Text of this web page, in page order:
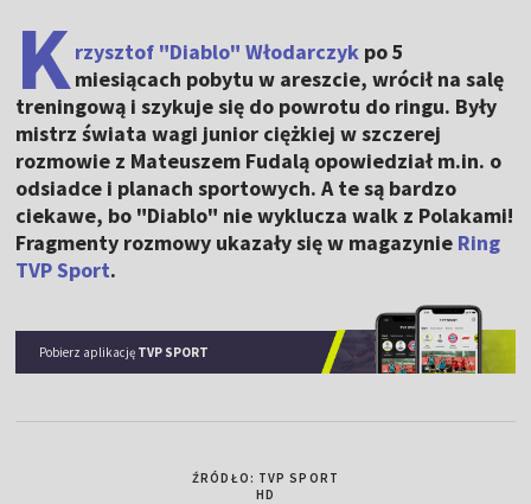
Krzysztof "Diablo" Włodarczyk po 5
miesiącach pobytu w areszcie, wrócił na salę
treningową i szykuje się do powrotu do ringu. Były
mistrz świata wagi junior ciężkiej w szczerej
rozmowie z Mateuszem Fudalą opowiedział m.in. o
odsiadce i planach sportowych. A te są bardzo
ciekawe, bo "Diablo" nie wyklucza walk z Polakami!
Fragmenty rozmowy ukazały się w magazynie Ring
TVP Sport.
Pobierz aplikację TVP SPORT
ŹRÓDŁO: TVP SPORT
HD